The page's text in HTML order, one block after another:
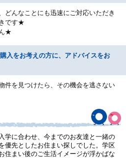
んなことにも迅速にご対応いただき
です★
★
入をお考えの方に、アドバイスをお
件を見つけたら、その機会を逃さない
学に合わせ、今までのお友達と一緒の
先としたお住まい探しでした。学区
まい後のご生活イメージが浮かばな